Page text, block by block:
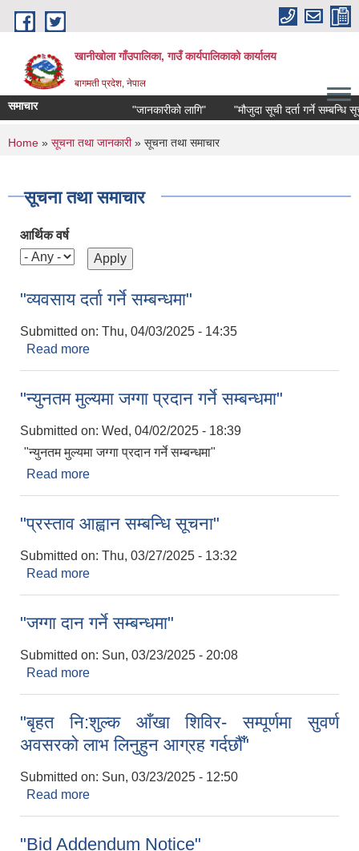
Skip to main content
खानीखोला गाँउपालिका, गाउँ कार्यपालिकाको कार्यालय
बागमती प्रदेश, नेपाल
समाचार "जानकारीको लागि" "मौजुदा सूची दर्ता गर्ने सम्बन्धि सूचना"
You are here
Home » सूचना तथा जानकारी» सूचना तथा समाचार
सूचना तथा समाचार
आर्थिक वर्ष
"व्यवसाय दर्ता गर्ने सम्बन्धमा"
Submitted on: Thu, 04/03/2025 - 14:35
Read more
"न्युनतम मुल्यमा जग्गा प्रदान गर्ने सम्बन्धमा"
Submitted on: Wed, 04/02/2025 - 18:39
"न्युनतम मुल्यमा जग्गा प्रदान गर्ने सम्बन्धमा"
Read more
"प्रस्ताव आह्वान सम्बन्धि सूचना"
Submitted on: Thu, 03/27/2025 - 13:32
Read more
"जग्गा दान गर्ने सम्बन्धमा"
Submitted on: Sun, 03/23/2025 - 20:08
Read more
"बृहत नि:शुल्क आँखा शिविर- सम्पूर्णमा सुवर्ण
अवसरको लाभ लिनुहुन आग्रह गर्दछौँ"
Submitted on: Sun, 03/23/2025 - 12:50
Read more
"Bid Addendum Notice"